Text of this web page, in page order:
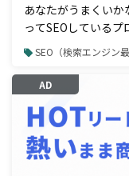
あなたがうまくい
ってSEOしているプ
SEO（検索エンジン最
AD